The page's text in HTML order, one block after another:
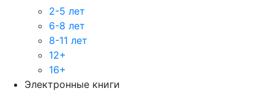
2-5 лет
6-8 лет
8-11 лет
12+
16+
Электронные книги